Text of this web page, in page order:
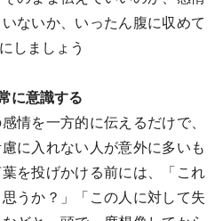
ないか、いったん腹に収めて
しましょう
に意識する
情を一方的に伝えるだけで、
に入れない人が意外に多いも
を投げかける前には、「これ
うか？」「この人に対して失